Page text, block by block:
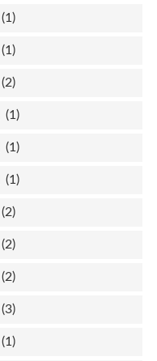
(1)
(1)
(2)
(1)
(1)
(1)
(2)
(2)
(2)
(3)
(1)